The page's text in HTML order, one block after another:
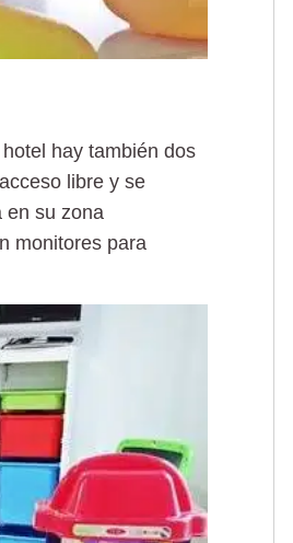
hay también dos
libre y se
en su zona
monitores para